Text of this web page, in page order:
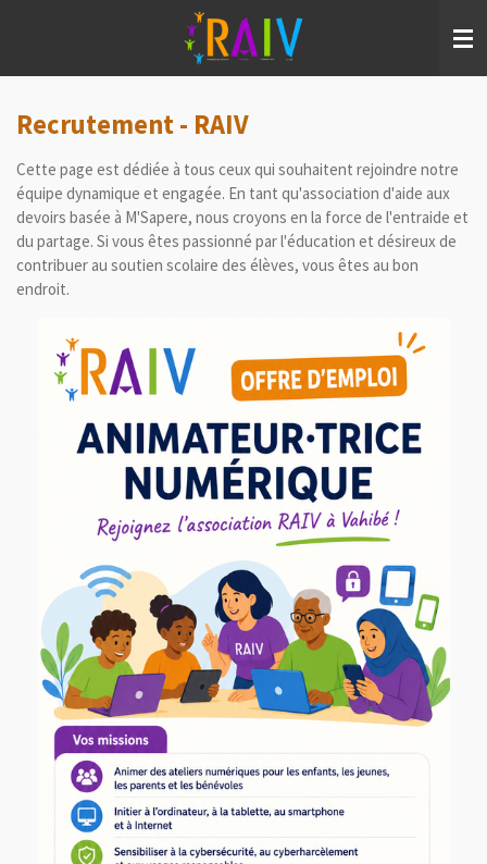
Recrutement - RAIV
Cette page est dédiée à tous ceux qui souhaitent rejoindre notre
équipe dynamique et engagée. En tant qu'association d'aide aux
devoirs basée à M'Sapere, nous croyons en la force de l'entraide et
du partage. Si vous êtes passionné par l'éducation et désireux de
contribuer au soutien scolaire des élèves, vous êtes au bon
endroit.